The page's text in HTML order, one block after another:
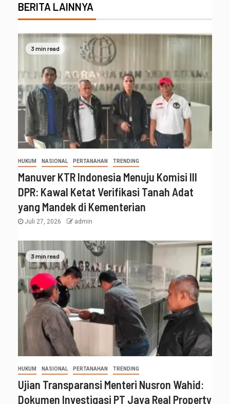
BERITA LAINNYA
3 min read
HUKUM NASIONAL PERTANAHAN TRENDING
Manuver KTR Indonesia Menuju Komisi III
DPR: Kawal Ketat Verifikasi Tanah Adat
yang Mandek di Kementerian
Juli 27, 2026 admin
3 min read
HUKUM NASIONAL PERTANAHAN TRENDING
Ujian Transparansi Menteri Nusron Wahid:
Dokumen Investigasi PT Jaya Real Property